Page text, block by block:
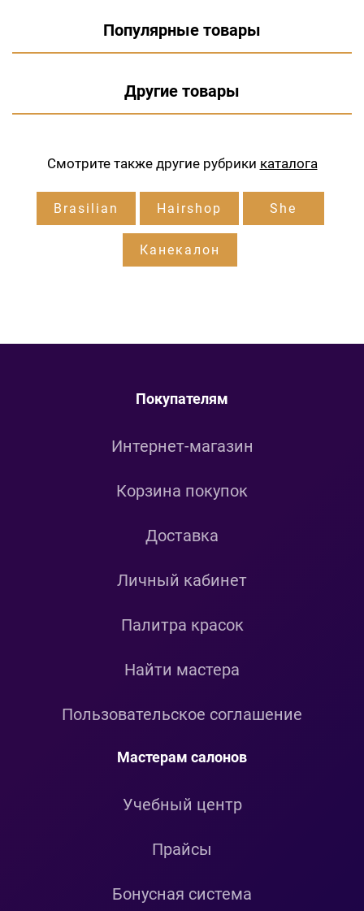
Популярные товары
Другие товары
Смотрите также другие рубрики каталога
Brasilian Hairshop She
Канекалон
Покупателям
Интернет-магазин
Корзина покупок
Доставка
Личный кабинет
Палитра красок
Найти мастера
Пользовательское соглашение
Мастерам салонов
Учебный центр
Прайсы
Бонусная система